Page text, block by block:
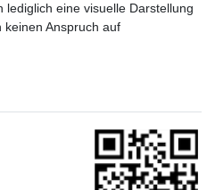
lediglich eine visuelle Darstellung
Anspruch auf